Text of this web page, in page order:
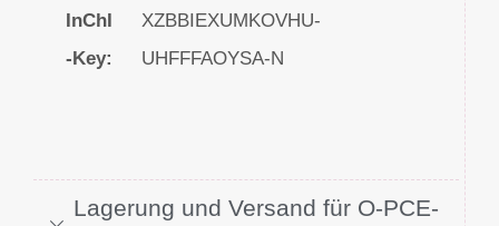
InChI
-Key:
XZBBIEXUMKOVHU-
UHFFFAOYSA-N
Lagerung und Versand für O-PCE-